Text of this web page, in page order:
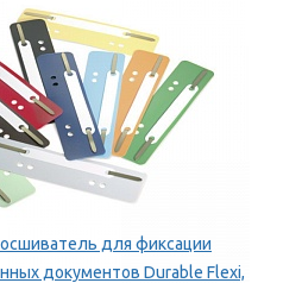
для фиксации
документов Durable Flexi,